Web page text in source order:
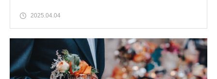
2025.04.04